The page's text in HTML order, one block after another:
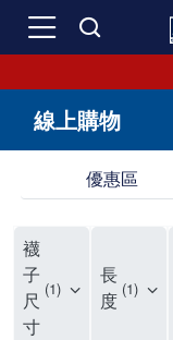
線上購物
優惠區
在尋找CP值高的好襪嗎？千萬不要錯過三花優質襪！擁有50多年的品質保證。三花提供防磨舒適襪子，專為運動、休閒和工作設計。各種款式應有盡有，現在好襪8雙500元起三花嚴選新鮮優質棉製襪，經過七道製襪工序，展現出吸汗透氣、彈性好、伸縮性佳、耐穿耐磨等優異特性。三花襪子曾榮獲國家玉山獎，品質無需擔心，絕對是您值得擁有的好襪。
不再為襪子煩惱！三花提供全家人所需的優質襪子。保持足部乾爽舒適，告別濕黏悶熱，享受透氣舒爽。各種款式滿足您每日穿搭需求，高品質製造，符合您對襪子的高標準。
三花襪子嚴選優質棉料，吸汗透氣，符合人體工學，不易滑動，是日常必備。50年專業改良，穿上即可感受精湛工藝，舒適時尚兼備，三花襪子是最好的選擇。無論流行設計或經典款式，三花襪子都能滿足需求，讓你每天享受絕佳穿著感受。
我是個超級襪控。大多數女生可能需要很多鞋子，但我更偏愛襪子。鞋襪本一家，但我覺得一雙好看的襪子會蓋過鞋子的風采，大家的焦點還是會落在襪子上。而且襪子比鞋子便宜很多，一雙鞋1000元，誇張一點可以買20雙襪子，滿足蒐集癖好也不會心疼。 我的襪子非常多，衣櫃裡有兩個大抽屜專門放襪子，還有內部分隔。因為襪子的種類很多，有長、短、中筒、隱形、傳統、五指等，身為資深襪控，真的需要好好將這些襪子分門別類。 要把襪子穿得好，其實不簡單，比穿對鞋子難多了。襪子有時是主角，有時是配角，更多時候甚至不是個咖。現在流行穿到小腿肚的襪子，但小腿肌肉過於發達的人穿這種襪子會顯得小腿粗。襪子對整體穿衣的氣質影響很大，長得仙氣的女生適合穿純色系的襪子，因為她們的臉已經夠吸睛了。如果穿搭比較素，長得沒那麼仙的話，可以搭配色彩及圖案浮誇的襪子，把重點放在襪子上。 隱形襪剛流行時大家一窩蜂穿，這幾年各式圖案的襪子又強勢回歸，這種襪子很美但穿搭難度高。這種襪子適合大多數人，穿短裙、短褲時，搭配衣服的重點色系露出來的襪子，會讓整體多一點層次感。小腿細的人穿及膝裙搭配這種襪子也很適合，小腿粗的則在露大腿時穿這種襪子，能轉移視覺焦點。 除了用長度分類襪子外，我還會用場合來分。會露出來穿的襪子與不會外露的襪子。會外露的襪子基本上不是全素就是有特殊圖案的，很值得大家瞧瞧。不會外露的襪子就是那種耐穿耐磨的，只需要堅韌不易破，外觀不要太醜就好。還有一種襪子是專門買來磨鞋子穿的，有些新鞋很磨腳，不穿襪肯定會流血，所以我會故意買厚又紮實的襪子來搭配新鞋穿，馴鞋的概念。 我媽常笑我說我的襪子可以襪襪相連到天邊，如果把我的襪子全部串起來，應該可以跟101一樣高。有些襪子很美，捨不得穿，因為穿過、洗過一定會變鬆變薄，有時會破，真的捨不得。但一直把襪子收藏在衣櫃不穿也很可惜，所以我還是會穿，但一定會留下穿這襪子的照片，當作紀念。 襪子是消耗品，正常來說1~1.5年就應該更換，因為襪子會吸收很多腳汗，雖然每次穿完都會清洗，但無法完全阻止細菌滋生。能穿上這麼久的襪子也算很耐穿了。因為我腳型的關係，大拇指比較長，加上喜歡走路，襪子磨損比較多，所以一般襪子能完好無缺穿上6-8個月已經很厲害了。 不知道大家有沒有發現，明明一起丟進洗衣機的襪子，常常會消失一隻，只剩一隻襪子，到處找都找不到。以前會生氣把僅剩的一隻襪子丟了，但現在覺得太浪費，所以會大膽穿上兩隻不同的襪子，一隻腳一種襪子，兩隻腳不一樣的襪子。反正不會拖鞋子，不一樣的襪子應該也不會怎樣，就算真的脫鞋了，好像也不太會有人注意到。 最後提醒大家，買襪子要注重品質與舒適。一雙襪子有幾千元的也有10元的，圖案好不好看看個人品味，但足部要承受全身重量，穿著襪子的時間又長，買雙好襪子保護雙足真的不能小氣。有時圖案很美的襪子因為有大片印刷在襪身，襪子變很硬，長時間摩擦皮膚不好，這樣的襪子就算了吧。不要因為襪子便宜就委屈了自己的腳。還是呼籲一下，多支持台灣的襪品牌，太多國外品牌的夾殺讓襪市場很競爭，能盡點力量促進台灣市場交易，也是不錯的。
襪
子
尺
寸
1
長
度 1